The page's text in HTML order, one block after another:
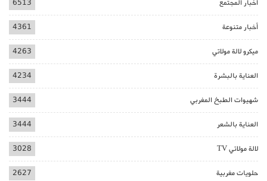
أخبار المجتمع 6513
أخبار متنوعة 4361
ميكرو لالة مولاتي 4263
العناية بالبشرة 4234
شهيوات الطبخ المغربي 3444
العناية بالشعر 3444
لالة مولاتي TV 3028
حلويات مغربية 2627